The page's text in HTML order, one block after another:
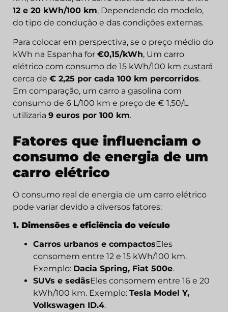
12 e 20 kWh/100 km, Dependendo do modelo,
do tipo de condução e das condições externas.
Para colocar em perspectiva, se o preço médio do
kWh na Espanha for €0,15/kWh, Um carro
elétrico com consumo de 15 kWh/100 km custará
cerca de € 2,25 por cada 100 km percorridos.
Em comparação, um carro a gasolina com
consumo de 6 L/100 km e preço de € 1,50/L
utilizaria 9 euros por 100 km.
Fatores que influenciam o
consumo de energia de um
carro elétrico
O consumo real de energia de um carro elétrico
pode variar devido a diversos fatores:
1. Dimensões e eficiência do veículo
Carros urbanos e compactosEles
consomem entre 12 e 15 kWh/100 km.
Exemplo: Dacia Spring, Fiat 500e.
SUVs e sedãsEles consomem entre 16 e 20
kWh/100 km. Exemplo: Tesla Model Y,
Volkswagen ID.4.